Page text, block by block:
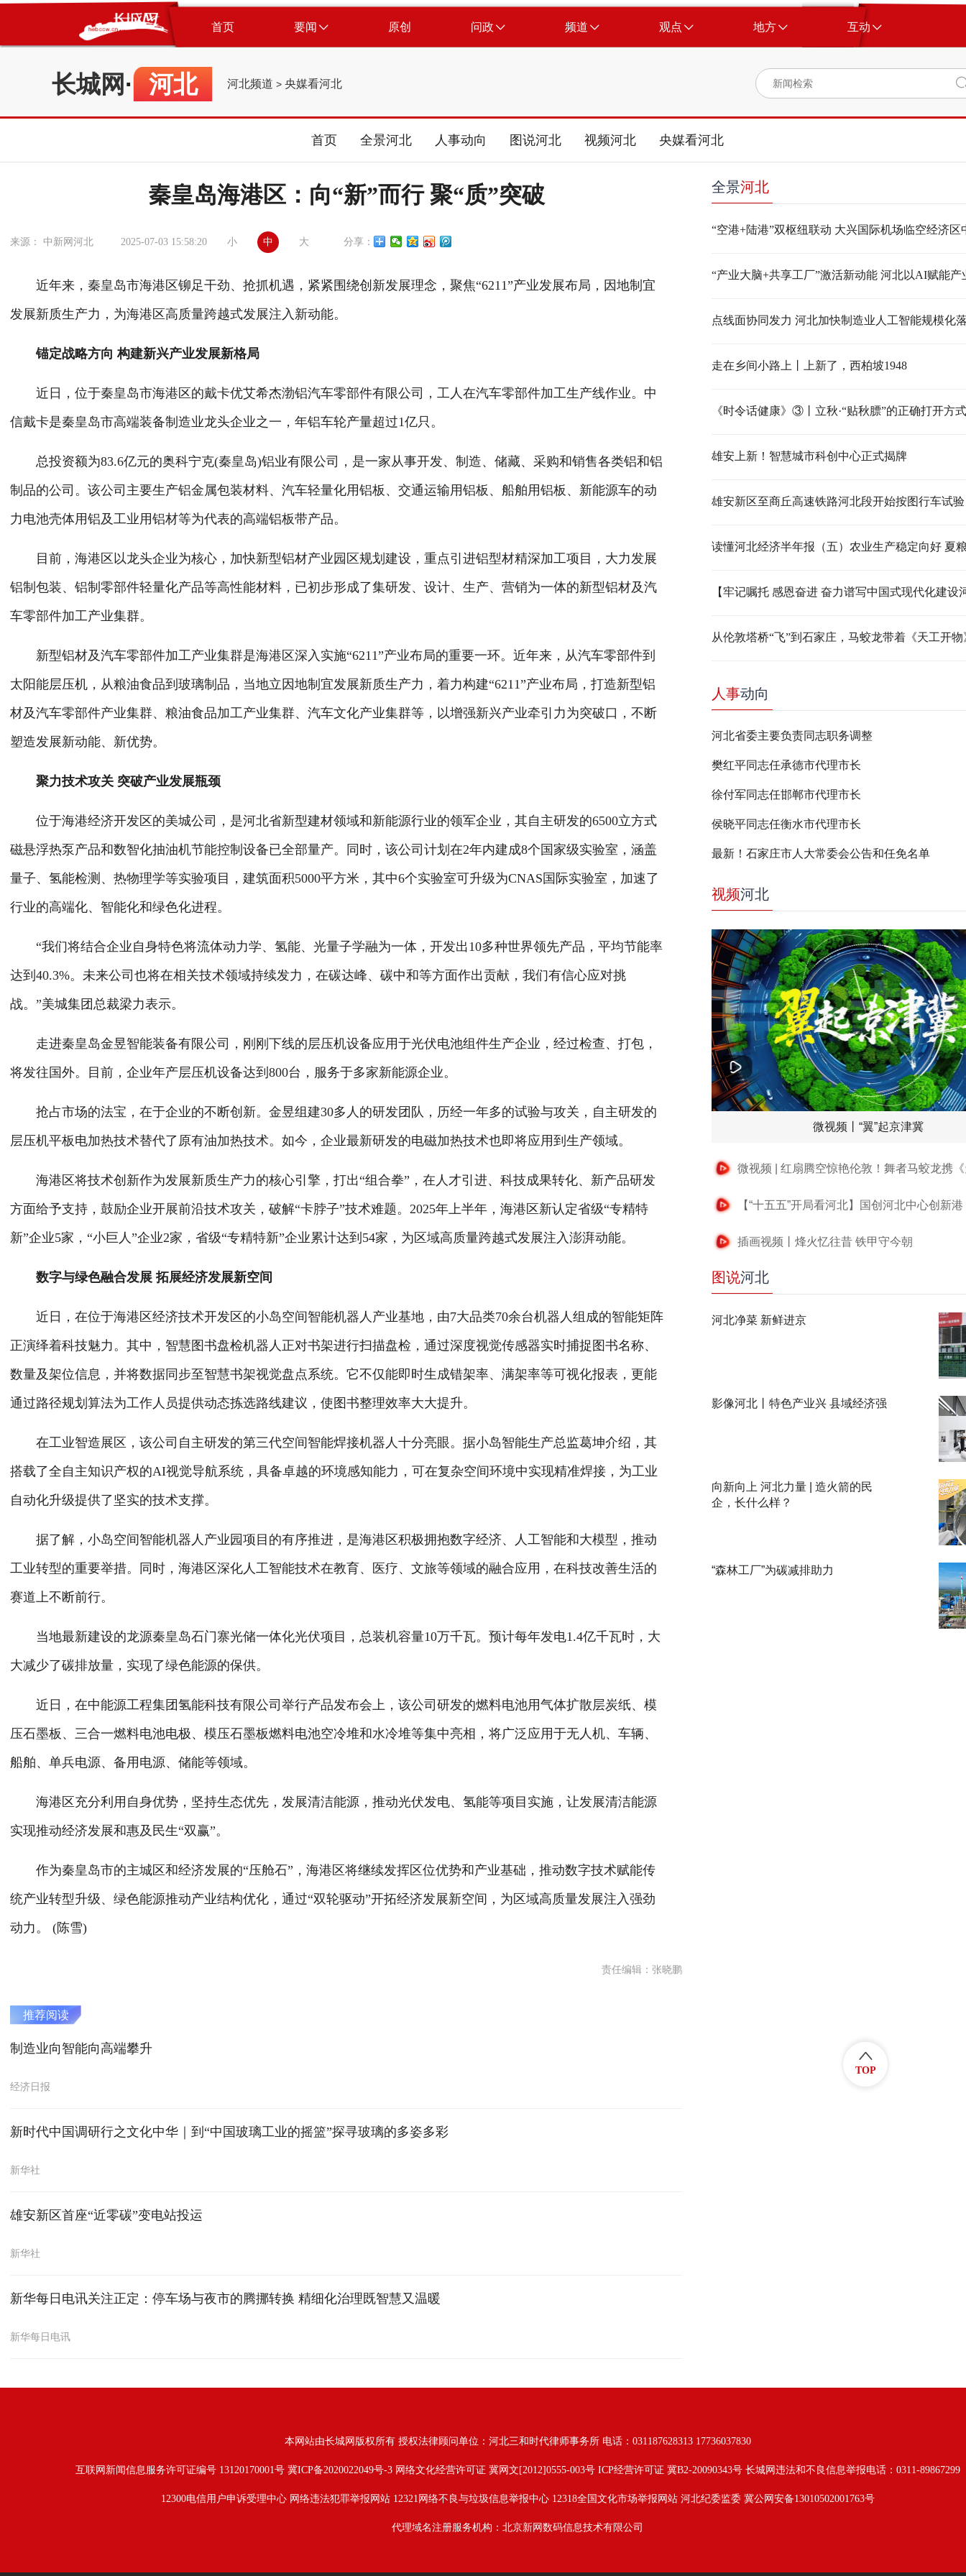
首页 要闻 原创 问政 频道 观点 地方 互动
长城网 · 河北 河北频道 > 央媒看河北
首页 全景河北 人事动向 图说河北 视频河北 央媒看河北
秦皇岛海港区：向“新”而行 聚“质”突破
来源： 中新网河北 2025-07-03 15:58:20 小 中 大 分享：
近年来，秦皇岛市海港区铆足干劲、抢抓机遇，紧紧围绕创新发展理念，聚焦“6211”产业发展布局，因地制宜
发展新质生产力，为海港区高质量跨越式发展注入新动能。
锚定战略方向 构建新兴产业发展新格局
近日，位于秦皇岛市海港区的戴卡优艾希杰渤铝汽车零部件有限公司，工人在汽车零部件加工生产线作业。中
信戴卡是秦皇岛市高端装备制造业龙头企业之一，年铝车轮产量超过1亿只。
总投资额为83.6亿元的奥科宁克(秦皇岛)铝业有限公司，是一家从事开发、制造、储藏、采购和销售各类铝和铝
制品的公司。该公司主要生产铝金属包装材料、汽车轻量化用铝板、交通运输用铝板、船舶用铝板、新能源车的动
力电池壳体用铝及工业用铝材等为代表的高端铝板带产品。
目前，海港区以龙头企业为核心，加快新型铝材产业园区规划建设，重点引进铝型材精深加工项目，大力发展
铝制包装、铝制零部件轻量化产品等高性能材料，已初步形成了集研发、设计、生产、营销为一体的新型铝材及汽
车零部件加工产业集群。
新型铝材及汽车零部件加工产业集群是海港区深入实施“6211”产业布局的重要一环。近年来，从汽车零部件到
太阳能层压机，从粮油食品到玻璃制品，当地立因地制宜发展新质生产力，着力构建“6211”产业布局，打造新型铝
材及汽车零部件产业集群、粮油食品加工产业集群、汽车文化产业集群等，以增强新兴产业牵引力为突破口，不断
塑造发展新动能、新优势。
聚力技术攻关 突破产业发展瓶颈
位于海港经济开发区的美城公司，是河北省新型建材领域和新能源行业的领军企业，其自主研发的6500立方式
磁悬浮热泵产品和数智化抽油机节能控制设备已全部量产。同时，该公司计划在2年内建成8个国家级实验室，涵盖
量子、氢能检测、热物理学等实验项目，建筑面积5000平方米，其中6个实验室可升级为CNAS国际实验室，加速了
行业的高端化、智能化和绿色化进程。
“我们将结合企业自身特色将流体动力学、氢能、光量子学融为一体，开发出10多种世界领先产品，平均节能率
达到40.3%。未来公司也将在相关技术领域持续发力，在碳达峰、碳中和等方面作出贡献，我们有信心应对挑
战。”美城集团总裁梁力表示。
走进秦皇岛金昱智能装备有限公司，刚刚下线的层压机设备应用于光伏电池组件生产企业，经过检查、打包，
将发往国外。目前，企业年产层压机设备达到800台，服务于多家新能源企业。
抢占市场的法宝，在于企业的不断创新。金昱组建30多人的研发团队，历经一年多的试验与攻关，自主研发的
层压机平板电加热技术替代了原有油加热技术。如今，企业最新研发的电磁加热技术也即将应用到生产领域。
海港区将技术创新作为发展新质生产力的核心引擎，打出“组合拳”，在人才引进、科技成果转化、新产品研发
方面给予支持，鼓励企业开展前沿技术攻关，破解“卡脖子”技术难题。2025年上半年，海港区新认定省级“专精特
新”企业5家，“小巨人”企业2家，省级“专精特新”企业累计达到54家，为区域高质量跨越式发展注入澎湃动能。
数字与绿色融合发展 拓展经济发展新空间
近日，在位于海港区经济技术开发区的小岛空间智能机器人产业基地，由7大品类70余台机器人组成的智能矩阵
正演绎着科技魅力。其中，智慧图书盘检机器人正对书架进行扫描盘检，通过深度视觉传感器实时捕捉图书名称、
数量及架位信息，并将数据同步至智慧书架视觉盘点系统。它不仅能即时生成错架率、满架率等可视化报表，更能
通过路径规划算法为工作人员提供动态拣选路线建议，使图书整理效率大大提升。
在工业智造展区，该公司自主研发的第三代空间智能焊接机器人十分亮眼。据小岛智能生产总监葛坤介绍，其
搭载了全自主知识产权的AI视觉导航系统，具备卓越的环境感知能力，可在复杂空间环境中实现精准焊接，为工业
自动化升级提供了坚实的技术支撑。
据了解，小岛空间智能机器人产业园项目的有序推进，是海港区积极拥抱数字经济、人工智能和大模型，推动
工业转型的重要举措。同时，海港区深化人工智能技术在教育、医疗、文旅等领域的融合应用，在科技改善生活的
赛道上不断前行。
当地最新建设的龙源秦皇岛石门寨光储一体化光伏项目，总装机容量10万千瓦。预计每年发电1.4亿千瓦时，大
大减少了碳排放量，实现了绿色能源的保供。
近日，在中能源工程集团氢能科技有限公司举行产品发布会上，该公司研发的燃料电池用气体扩散层炭纸、模
压石墨板、三合一燃料电池电极、模压石墨板燃料电池空冷堆和水冷堆等集中亮相，将广泛应用于无人机、车辆、
船舶、单兵电源、备用电源、储能等领域。
海港区充分利用自身优势，坚持生态优先，发展清洁能源，推动光伏发电、氢能等项目实施，让发展清洁能源
实现推动经济发展和惠及民生“双赢”。
作为秦皇岛市的主城区和经济发展的“压舱石”，海港区将继续发挥区位优势和产业基础，推动数字技术赋能传
统产业转型升级、绿色能源推动产业结构优化，通过“双轮驱动”开拓经济发展新空间，为区域高质量发展注入强劲
动力。 (陈雪)
责任编辑：张晓鹏
推荐阅读
制造业向智能向高端攀升
经济日报
新时代中国调研行之文化中华｜到“中国玻璃工业的摇篮”探寻玻璃的多姿多彩
新华社
雄安新区首座“近零碳”变电站投运
新华社
新华每日电讯关注正定：停车场与夜市的腾挪转换 精细化治理既智慧又温暖
新华每日电讯
全景河北
点线面协同发力 河北加快制造业人工智能规模化
走在乡间小路上丨上新了，西柏坡1948
《时令话健康》③丨立秋·“贴秋膘”的正确打开方式
雄安上新！智慧城市科创中心正式揭牌
雄安新区至商丘高速铁路河北段开始按图行车试验
从伦敦塔桥“飞”到石家庄，马蛟龙带着《天工开
人事动向
河北省委主要负责同志职务调整
樊红平同志任承德市代理市长
徐付军同志任邯郸市代理市长
侯晓平同志任衡水市代理市长
最新！石家庄市人大常委会公告和任免名单
视频河北
微视频丨“翼”起京津冀
插画视频丨烽火忆往昔 铁甲守今朝
图说河北
河北净菜 新鲜进京
影像河北丨特色产业兴 县域经济强
向新向上 河北力量 | 造火箭的民
企，长什么样？
“森林工厂”为碳减排助力
本网站由长城网版权所有 授权法律顾问单位：河北三和时代律师事务所 电话：031187628313 17736037830
互联网新闻信息服务许可证编号 13120170001号 冀ICP备2020022049号-3网络文化经营许可证 冀网文[2012]0555-003号 ICP经营许可证 冀B2-20090343号 长城网违法和不良信息举报电话：0311-89867299
12300电信用户申诉受理中心 网络违法犯罪举报网站 12321网络不良与垃圾信息举报中心 12318全国文化市场举报网站 河北纪委监委 冀公网安备13010502001763号
代理域名注册服务机构：北京新网数码信息技术有限公司
TOP